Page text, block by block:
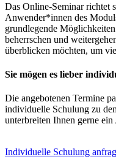
Das Online-Seminar richtet
Anwender*innen des
grundlegende
beherrschen und
überblicken möchten, um
Sie mögen es lieber
Die angebotenen Termine
individuelle Schulung zu
unterbreiten Ihnen gerne ein
Individuelle Schulung